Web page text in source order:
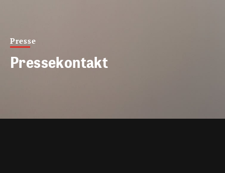
Presse
Pressekontakt